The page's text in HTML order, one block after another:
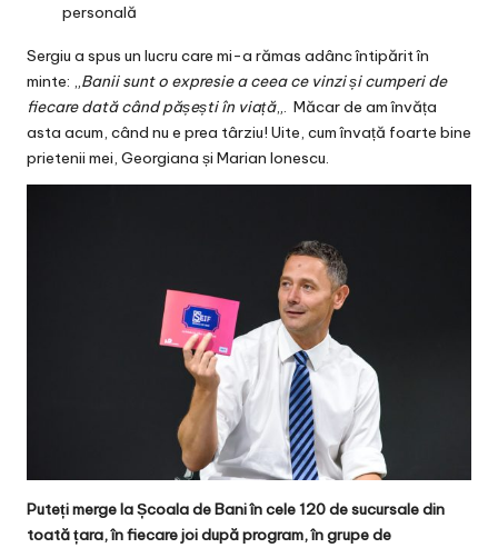
personală
Sergiu a spus un lucru care mi-a rămas adânc întipărit în
minte: „Banii sunt o expresie a ceea ce vinzi și cumperi de
fiecare dată când pășești în viață„. Măcar de am învăța
asta acum, când nu e prea târziu! Uite, cum învață foarte bine
prietenii mei, Georgiana și Marian Ionescu.
Puteți merge la Școala de Bani în cele 120 de sucursale din
toată țara, în fiecare joi după program, în grupe de